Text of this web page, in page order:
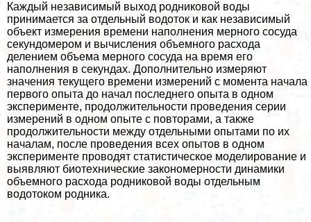
Каждый независимый выход родниковой воды
принимается за отдельный водоток и как независимый
объект измерения времени наполнения мерного сосуда
секундомером и вычисления объемного расхода
делением объема мерного сосуда на время его
наполнения в секундах. Дополнительно измеряют
значения текущего времени измерений с момента начала
первого опыта до начал последнего опыта в одном
эксперименте, продолжительности проведения серии
измерений в одном опыте с повторами, а также
продолжительности между отдельными опытами по их
началам, после проведения всех опытов в одном
эксперименте проводят статистическое моделирование и
выявляют биотехнические закономерности динамики
объемного расхода родниковой воды отдельным
водотоком родника.